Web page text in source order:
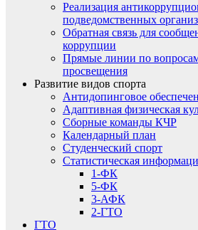
Реализация
подведомственных
Обратная связь для
коррупции
Прямые линии по
просвещения
Развитие видов спорта
Антидопинговое
Адаптивная физическая
Сборные команды КЧР
Календарный план
Студенческий спорт
Статистическая
1-ФК
5-ФК
3-АФК
2-ГТО
ГТО